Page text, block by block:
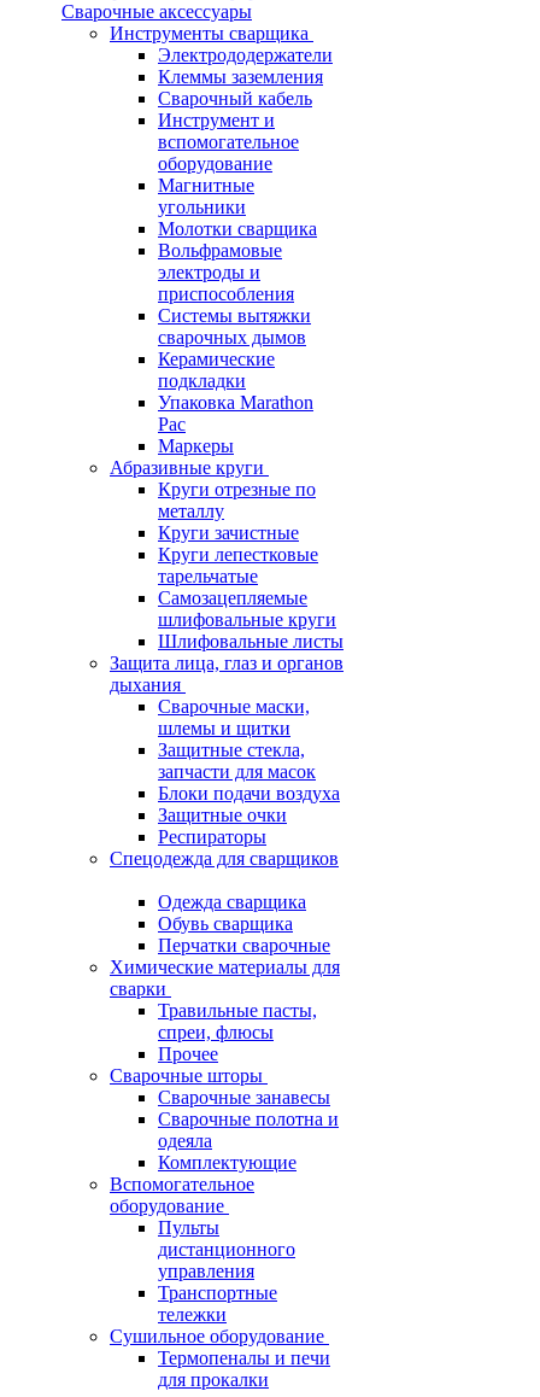
Сварочные аксессуары
Инструменты сварщика
Электрододержатели
Клеммы заземления
Сварочный кабель
Инструмент и
вспомогательное
оборудование
Магнитные
угольники
Молотки сварщика
Вольфрамовые
электроды и
приспособления
Системы вытяжки
сварочных дымов
Керамические
подкладки
Упаковка Marathon
Pac
Маркеры
Абразивные круги
Круги отрезные по
металлу
Круги зачистные
Круги лепестковые
тарельчатые
Самозацепляемые
шлифовальные круги
Шлифовальные листы
Защита лица, глаз и органов
дыхания
Сварочные маски,
шлемы и щитки
Защитные стекла,
запчасти для масок
Блоки подачи воздуха
Защитные очки
Респираторы
Спецодежда для сварщиков
Одежда сварщика
Обувь сварщика
Перчатки сварочные
Химические материалы для
сварки
Травильные пасты,
спреи, флюсы
Прочее
Сварочные шторы
Сварочные занавесы
Сварочные полотна и
одеяла
Комплектующие
Вспомогательное
оборудование
Пульты
дистанционного
управления
Транспортные
тележки
Сушильное оборудование
Термопеналы и печи
для прокалки